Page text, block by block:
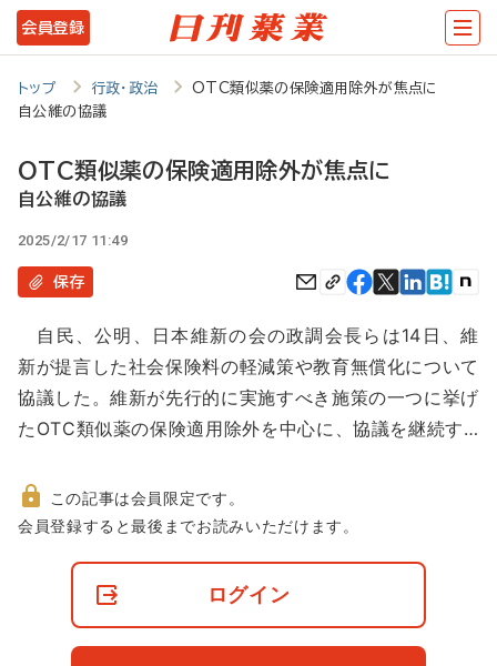
メ
イ
ツ
に
動
会員登録
トップ 行政・政治
OTC類似薬の保険適用除外が焦点に
自公維の協議
OTC類似薬の保険適用除外が焦点に
自公維の協議
2025/2/17 11:49
保存
自民、公明、日本維新の会の政調会長らは14日、維
新が提言した社会保険料の軽減策や教育無償化について
協議した。維新が先行的に実施すべき施策の一つに挙げ
たOTC類似薬の保険適用除外を中心に、協議を継続す…
非
この記事は会員限定です。
会員登録すると最後までお読みいただけます。
ログイン